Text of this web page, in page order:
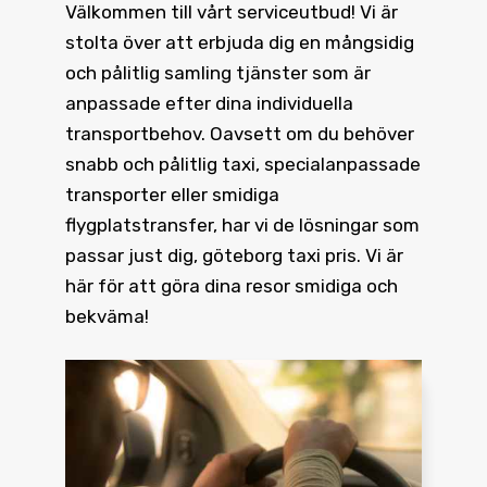
Välkommen till vårt serviceutbud! Vi är
stolta över att erbjuda dig en mångsidig
och pålitlig samling tjänster som är
anpassade efter dina individuella
transportbehov. Oavsett om du behöver
snabb och pålitlig taxi, specialanpassade
transporter eller smidiga
flygplatstransfer, har vi de lösningar som
passar just dig, göteborg taxi pris. Vi är
här för att göra dina resor smidiga och
bekväma!